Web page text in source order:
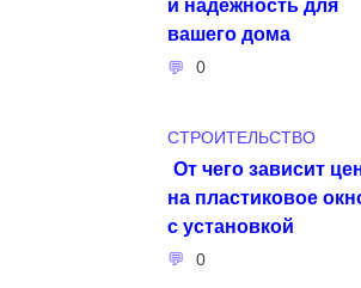
и надежность для
вашего дома
0
СТРОИТЕЛЬСТВО
От чего зависит
на пластиковое
с установкой
0